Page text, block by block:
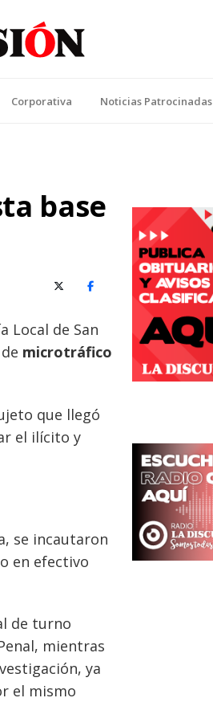
Corporativa Noticias Patrocinadas
base
X (Twitter)Facebook
Local de San
microtráfico
que llegó
el ilícito y
se incautaron
en efectivo
de turno
mientras
ya
el mismo